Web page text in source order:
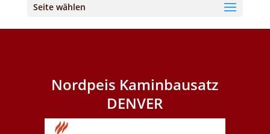
Seite wählen
Nordpeis Kaminbausatz
DENVER